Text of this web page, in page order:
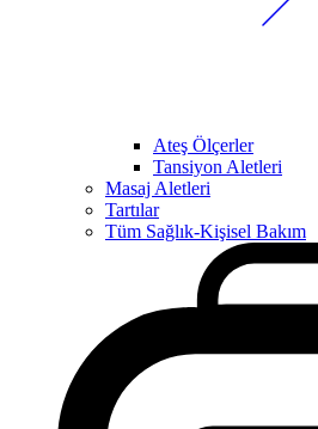
Ateş Ölçerler
Tansiyon Aletleri
Masaj Aletleri
Tartılar
Tüm Sağlık-Kişisel Bakım